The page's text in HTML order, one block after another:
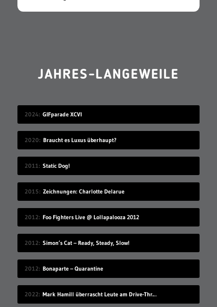
JAHRES-LANGEWEILE
2024 GIFparade XCVI
2020 Braucht es Luxus überhaupt?
2011 Static Dog!
2015 Zeichnungen: Charlotte Delarue
2012 Foo Fighters Live @ Lollapalooza 2012
2012 Simon’s Cat – Ready, Steady, Slow!
2012 Bonaparte – Quarantine
2022 Mark Hamill überrascht Leute am Drive-Thru-Schalter